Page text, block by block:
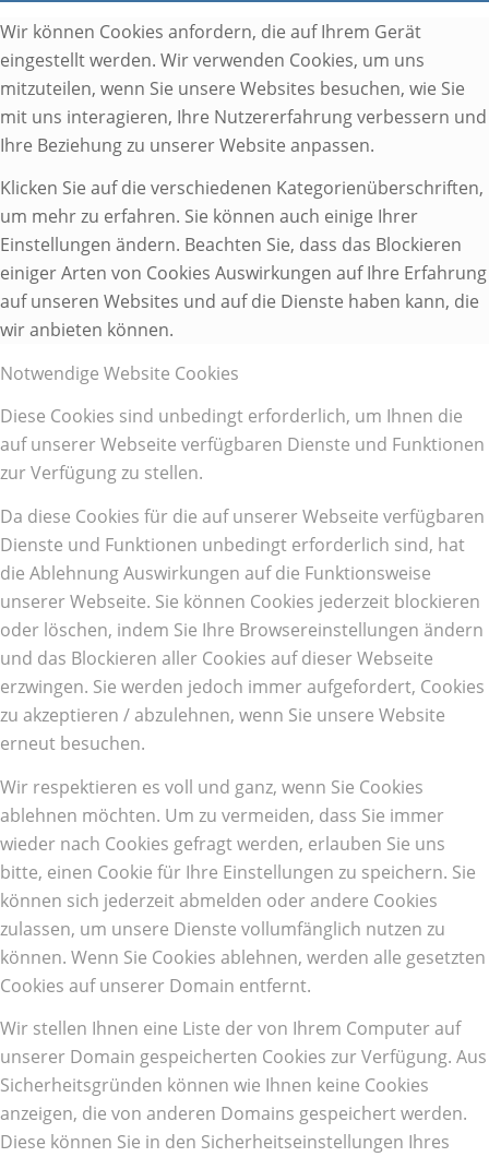
Wir können Cookies anfordern, die auf Ihrem Gerät
eingestellt werden. Wir verwenden Cookies, um uns
mitzuteilen, wenn Sie unsere Websites besuchen, wie Sie
mit uns interagieren, Ihre Nutzererfahrung verbessern und
Ihre Beziehung zu unserer Website anpassen.
Klicken Sie auf die verschiedenen Kategorienüberschriften,
um mehr zu erfahren. Sie können auch einige Ihrer
Einstellungen ändern. Beachten Sie, dass das Blockieren
einiger Arten von Cookies Auswirkungen auf Ihre Erfahrung
auf unseren Websites und auf die Dienste haben kann, die
wir anbieten können.
Notwendige Website Cookies
Diese Cookies sind unbedingt erforderlich, um Ihnen die
auf unserer Webseite verfügbaren Dienste und Funktionen
zur Verfügung zu stellen.
Da diese Cookies für die auf unserer Webseite verfügbaren
Dienste und Funktionen unbedingt erforderlich sind, hat
die Ablehnung Auswirkungen auf die Funktionsweise
unserer Webseite. Sie können Cookies jederzeit blockieren
oder löschen, indem Sie Ihre Browsereinstellungen ändern
und das Blockieren aller Cookies auf dieser Webseite
erzwingen. Sie werden jedoch immer aufgefordert, Cookies
zu akzeptieren / abzulehnen, wenn Sie unsere Website
erneut besuchen.
Wir respektieren es voll und ganz, wenn Sie Cookies
ablehnen möchten. Um zu vermeiden, dass Sie immer
wieder nach Cookies gefragt werden, erlauben Sie uns
bitte, einen Cookie für Ihre Einstellungen zu speichern. Sie
können sich jederzeit abmelden oder andere Cookies
zulassen, um unsere Dienste vollumfänglich nutzen zu
können. Wenn Sie Cookies ablehnen, werden alle gesetzten
Cookies auf unserer Domain entfernt.
Wir stellen Ihnen eine Liste der von Ihrem Computer auf
unserer Domain gespeicherten Cookies zur Verfügung. Aus
Sicherheitsgründen können wie Ihnen keine Cookies
anzeigen, die von anderen Domains gespeichert werden.
Diese können Sie in den Sicherheitseinstellungen Ihres